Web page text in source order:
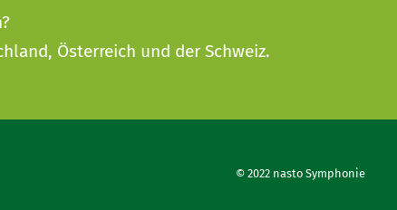
Österreich und der Schweiz.
© 2022 nasto Symphonie